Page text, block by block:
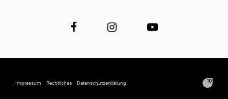
Impressum Rechtliches Datenschutzerklärung